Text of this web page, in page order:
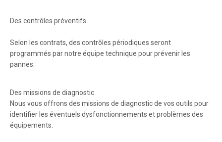
Des contrôles préventifs
Selon les contrats, des contrôles périodiques seront
programmés par notre équipe technique pour prévenir les
pannes.
Des missions de diagnostic
Nous vous offrons des missions de diagnostic de vos outils pour
identifier les éventuels dysfonctionnements et problèmes des
équipements.